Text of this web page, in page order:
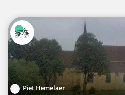
Piet Hemelaer